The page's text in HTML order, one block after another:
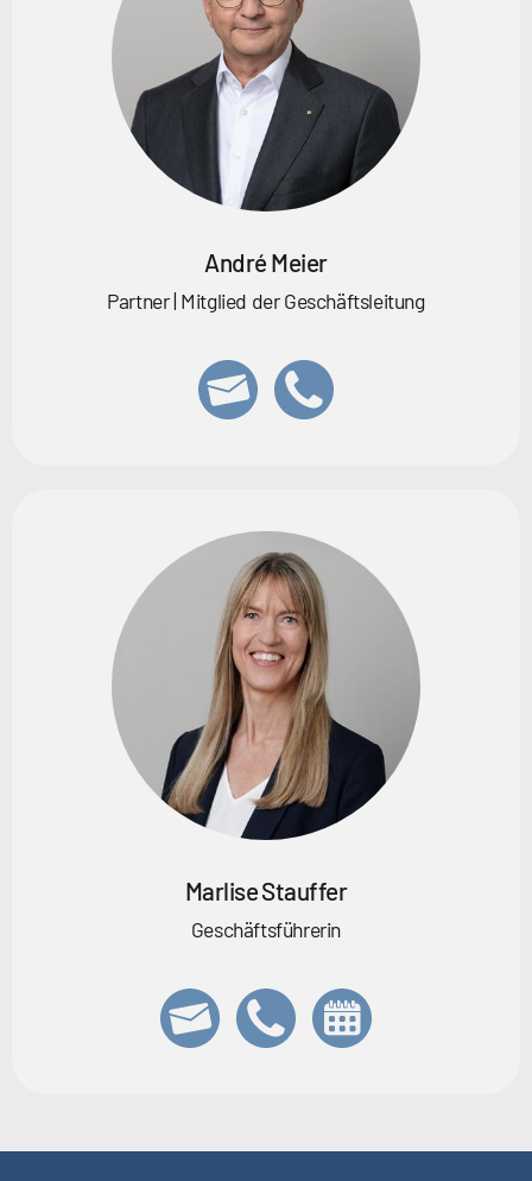
André Meier
Partner | Mitglied der Geschäftsleitung
Marlise Stauffer
Geschäftsführerin